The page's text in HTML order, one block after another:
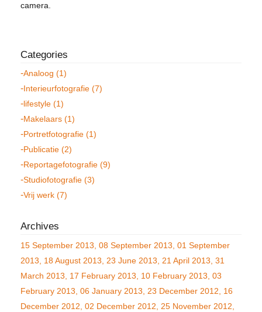
camera.
Analoog (1)
Interieurfotografie (7)
lifestyle (1)
Makelaars (1)
Portretfotografie (1)
Publicatie (2)
Reportagefotografie (9)
Studiofotografie (3)
Vrij werk (7)
15 September 2013 08 September 2013 01 September
2013
18 August 2013 23 June 2013 21 April 2013 31
March 2013
17 February 2013 10 February 2013 03
February 2013 06 January 2013 23 December 2012
16
December 2012 02 December 2012
25 November 2012